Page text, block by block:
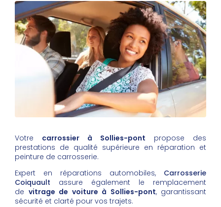
Votre carrossier à Sollies-pont propose des
prestations de qualité supérieure en réparation et
peinture de carrosserie.
Expert en réparations automobiles, Carrosserie
Coiquault assure également le remplacement
de vitrage de voiture à Sollies-pont, garantissant
sécurité et clarté pour vos trajets.